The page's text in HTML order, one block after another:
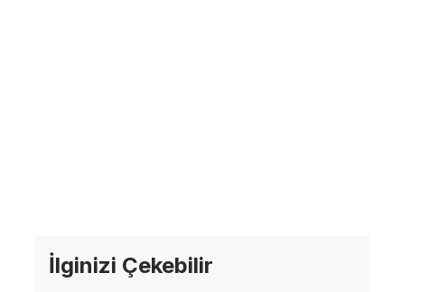
İlginizi Çekebilir